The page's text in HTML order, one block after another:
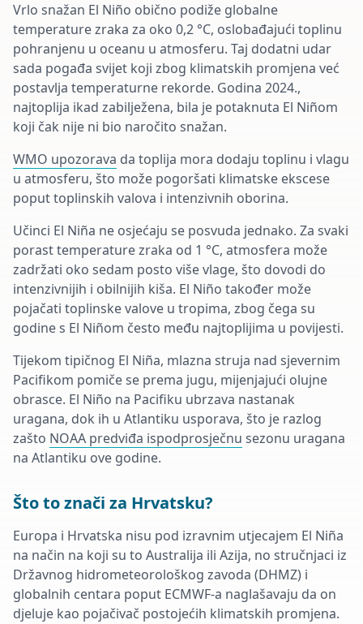
Vrlo snažan El Niño obično podiže globalne
temperature zraka za oko 0,2 °C, oslobađajući toplinu
pohranjenu u oceanu u atmosferu. Taj dodatni udar
sada pogađa svijet koji zbog klimatskih promjena već
postavlja temperaturne rekorde. Godina 2024.,
najtoplija ikad zabilježena, bila je potaknuta El Niñom
koji čak nije ni bio naročito snažan.
WMO upozorava da toplija mora dodaju toplinu i vlagu
u atmosferu, što može pogoršati klimatske ekscese
poput toplinskih valova i intenzivnih oborina.
Učinci El Niña ne osjećaju se posvuda jednako. Za svaki
porast temperature zraka od 1 °C, atmosfera može
zadržati oko sedam posto više vlage, što dovodi do
intenzivnijih i obilnijih kiša. El Niño također može
pojačati toplinske valove u tropima, zbog čega su
godine s El Niñom često među najtoplijima u povijesti.
Tijekom tipičnog El Niña, mlazna struja nad sjevernim
Pacifikom pomiče se prema jugu, mijenjajući olujne
obrasce. El Niño na Pacifiku ubrzava nastanak
uragana, dok ih u Atlantiku usporava, što je razlog
zašto NOAA predviđa ispodprosječnu sezonu uragana
na Atlantiku ove godine.
Što to znači za Hrvatsku?
Europa i Hrvatska nisu pod izravnim utjecajem El Niña
na način na koji su to Australija ili Azija, no stručnjaci iz
Državnog hidrometeorološkog zavoda (DHMZ) i
globalnih centara poput ECMWF-a naglašavaju da on
djeluje kao pojačivač postojećih klimatskih promjena.